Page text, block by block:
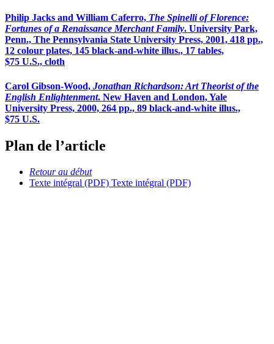
Philip Jacks and William Caferro, The Spinelli of Florence:
Fortunes of a Renaissance Merchant Family. University Park,
Penn., The Pennsylvania State University Press, 2001, 418 pp.,
12 colour plates, 145 black-and-white illus., 17 tables,
$75 U.S., cloth
Carol Gibson-Wood, Jonathan Richardson: Art Theorist of the
English Enlightenment. New Haven and London, Yale
University Press, 2000, 264 pp., 89 black-and-white illus.,
$75 U.S.
Plan de l’article
Retour au début
Texte intégral (PDF) Texte intégral (PDF)